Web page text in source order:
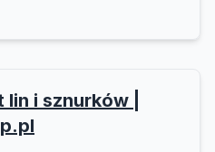
i sznurków |